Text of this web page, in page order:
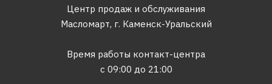
Центр продаж и обслуживания
Масломарт, г. Каменск-Уральский
Время работы контакт-центра
с 09:00 до 21:00